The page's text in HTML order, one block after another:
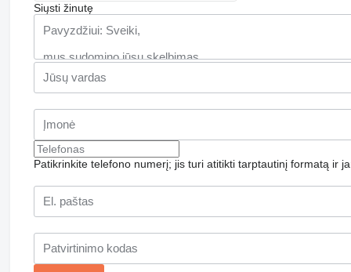
Siųsti žinutę
Patikrinkite telefono numerį; jis turi atitikti tarptautinį formatą ir